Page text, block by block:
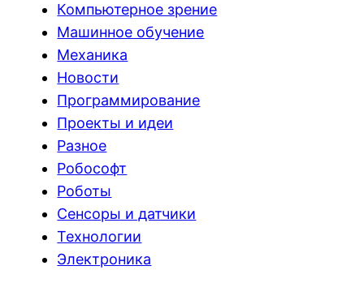
Компьютерное зрение
Машинное обучение
Механика
Новости
Программирование
Проекты и идеи
Разное
Робософт
Роботы
Сенсоры и датчики
Технологии
Электроника